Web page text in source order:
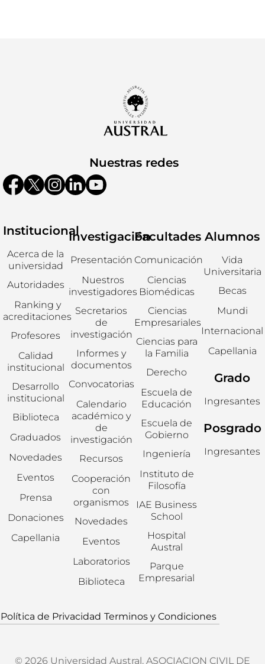
Nuestras redes
Institucional
Acerca de la
universidad
Autoridades
Ranking y
acreditaciones
Profesores
Calidad
institucional
Desarrollo
institucional
Biblioteca
Graduados
Novedades
Eventos
Prensa
Donaciones
Capellania
Investigación
Presentación
Nuestros
investigadores
Secretarios
de
investigación
Informes y
documentos
Convocatorias
Calendario
académico y
de
investigación
Recursos
Cooperación
con
organismos
Novedades
Eventos
Laboratorios
Biblioteca
Facultades
Comunicación
Ciencias
Biomédicas
Ciencias
Empresariales
Ciencias para
la Familia
Derecho
Escuela de
Educación
Escuela de
Gobierno
Ingeniería
Instituto de
Filosofía
IAE Business
School
Hospital
Austral
Parque
Empresarial
Alumnos
Vida
Universitaria
Becas
Mundi
Internacional
Capellania
Grado
Ingresantes
Posgrado
Ingresantes
Política de Privacidad Terminos y Condiciones
© 2026 Universidad Austral. ASOCIACION CIVIL DE